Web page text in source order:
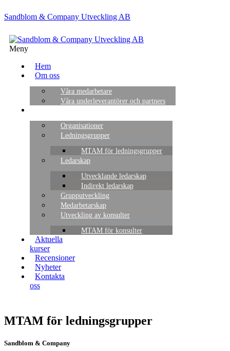
Sandblom & Company Utveckling AB
Meny
Hem
Om oss
Våra medarbetare
Våra underleverantörer och partners
Organisationer
Ledningsgrupper
MTAM för ledningsgrupper
Ledarskap
Utvecklande ledarskap
Indirekt ledarskap
Grupputveckling
Medarbetarskap
Utveckling av konsulter
MTAM för konsulter
Aktuella
kurser
Recensioner
Nyheter
Kontakta
oss
MTAM för ledningsgrupper
Sandblom & Company